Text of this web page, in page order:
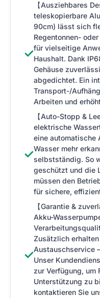
✓
【Ausziehbares
teleskopierbare
90cm) lässt sich
Regentonnen-
für vielseitige
Haushalt. Dank
Gehäuse
abgedichtet. Ein
Transport-/
Arbeiten und
✓
【Auto-Stopp &
elektrische
eine automatische
Wasser mehr
selbstständig. So
geschützt und die
müssen den
für sichere,
✓
【Garantie &
Akku-
Zusätzlich
Austauschservice
Unser
zur Verfügung, um
Unterstützung zu
kontaktieren Sie